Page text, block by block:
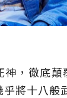
，徹底顛
將十八般